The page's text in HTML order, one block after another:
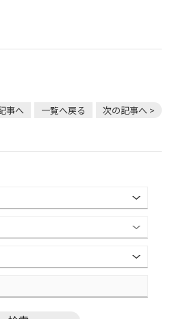
事へ 一覧へ戻る 次の記事へ >